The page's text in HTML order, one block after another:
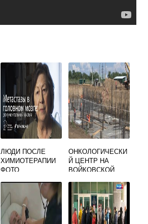
ЛЮДИ ПОСЛЕ
ХИМИОТЕРАПИИ
ФОТО
ОНКОЛОГИЧЕСКИ
Й ЦЕНТР НА
ВОЙКОВСКОЙ
САЙТ